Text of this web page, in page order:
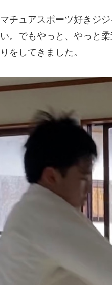
チュアスポーツ好きジ
。でもやっと、やっと
をしてきました。